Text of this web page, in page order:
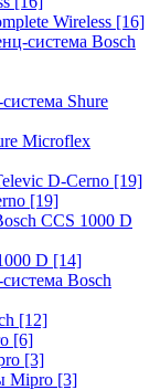
Wireless [16]
система Bosch
Shure
Microflex
D-Cerno [19]
[19]
CCS 1000 D
D [14]
Bosch
[12]
[6]
[3]
Mipro [3]